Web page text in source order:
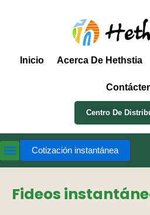
Inicio Acerca De Hethstia
Centro De
Cotización instantánea
Fideos